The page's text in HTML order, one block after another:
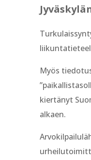
Myös
kiertänyt
alkaen.